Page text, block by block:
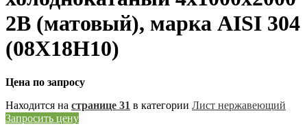
2B (матовый), марка AISI 304
(08Х18Н10)
Цена по запросу
Находится на странице 31 в категории Лист нержавеющий
Запросить цену